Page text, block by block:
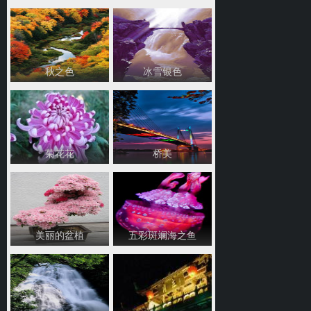
秋之色 冰雪银色
菊花花 桥美
美丽的盆植 五彩斑斓海之鱼